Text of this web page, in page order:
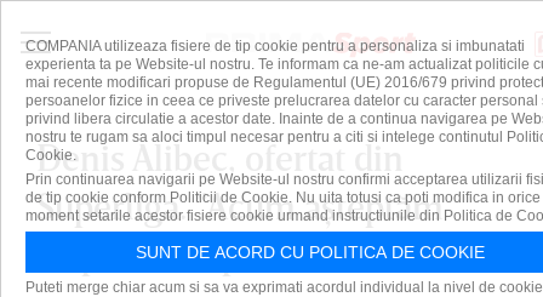
Denis Alibec, ofertat din
Superliga. ”Acum aşteptăm
răspuns din partea lui”
COMPANIA utilizeaza fisiere de tip cookie pentru a personaliza si imbunatati
experienta ta pe Website-ul nostru. Te informam ca ne-am actualizat politicile
mai recente modificari propuse de Regulamentul (UE) 2016/679 privind
persoanelor fizice in ceea ce priveste prelucrarea datelor cu caracter personal
privind libera circulatie a acestor date. Inainte de a continua navigarea pe
nostru te rugam sa aloci timpul necesar pentru a citi si intelege continutul
Cookie.
Prin continuarea navigarii pe Website-ul nostru confirmi acceptarea utilizarii
de tip cookie conform Politicii de Cookie. Nu uita totusi ca poti modifica in orice
moment setarile acestor fisiere cookie urmand instructiunile din Politica de
SUNT DE ACORD CU POLITICA DE COOKIE
Puteti merge chiar acum si sa va exprimati acordul individual la nivel de